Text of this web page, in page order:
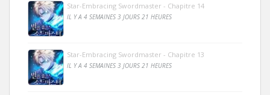
Star-Embracing Swordmaster - Chapitre 14
IL Y A 4 SEMAINES 3 JOURS 21 HEURES
Star-Embracing Swordmaster - Chapitre 13
IL Y A 4 SEMAINES 3 JOURS 21 HEURES